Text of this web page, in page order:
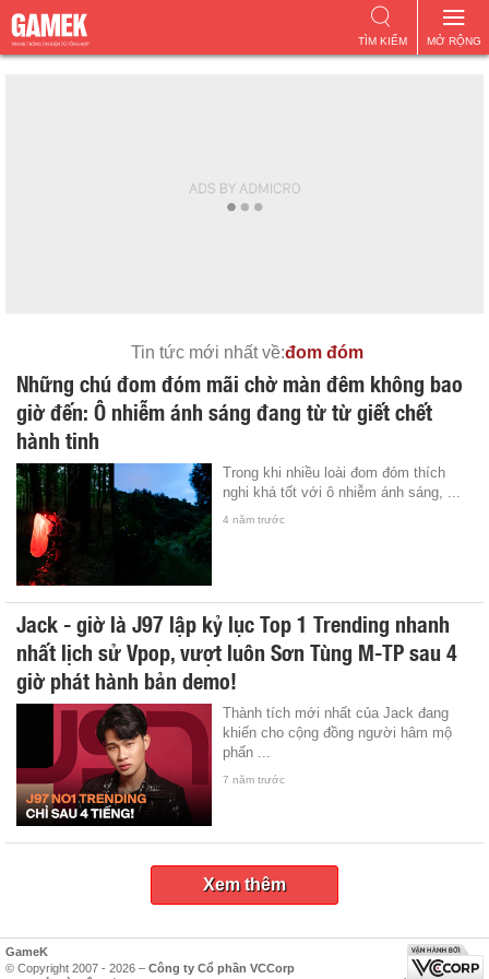
MỞ RỘNG
TÌM KIẾM
Tin tức mới nhất về:đom đóm
Những chú đom đóm mãi chờ màn đêm không bao
giờ đến: Ô nhiễm ánh sáng đang từ từ giết chết
hành tinh
Trong khi nhiều loài đom đóm thích
nghi khá tốt với ô nhiễm ánh sáng, ...
4 năm trước
Jack - giờ là J97 lập kỷ lục Top 1 Trending nhanh
nhất lịch sử Vpop, vượt luôn Sơn Tùng M-TP sau 4
giờ phát hành bản demo!
Thành tích mới nhất của Jack đang
khiến cho cộng đồng người hâm mộ
phấn ...
7 năm trước
Xem thêm
GameK
© Copyright 2007 - 2026 – Công ty Cổ phần VCCorp